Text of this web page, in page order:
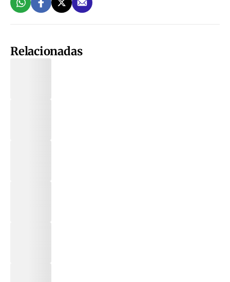
Relacionadas